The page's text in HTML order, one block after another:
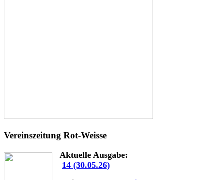
Vereinszeitung Rot-Weisse
Aktuelle Ausgabe:
14 (30.05.26)